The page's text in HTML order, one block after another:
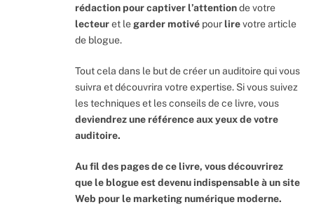
rédaction pour captiver l’attentionde votre
lecteuret le garder motivé pourlirevotre article
de blogue.
Tout cela dans le but de créer un auditoire qui vous
suivra et découvrira votre expertise. Si vous suivez
les techniques et les conseils de ce livre, vous
deviendrez une référence aux yeux de votre
auditoire.
Au fil des pages de ce livre, vous découvrirez
que le blogue est devenu indispensable à un site
Web pour le marketing numérique moderne.